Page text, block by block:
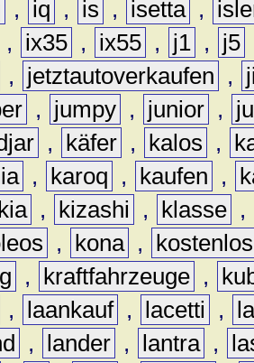
, iq , is , isetta ,
, ix35 , ix55 , j1 , j5
, jetztautoverkaufen ,
, jumpy , junior ,
, käfer , kalos ,
, karoq , kaufen ,
kia , kizashi , klasse ,
, kona ,
kostenlos
, kraftfahrzeuge ,
, laankauf , lacetti ,
, lander , lantra ,